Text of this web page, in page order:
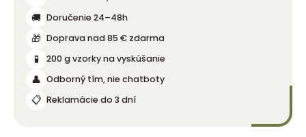
🚚 Doručenie 24–48h
🎁 Doprava nad 85 € zdarma
🧪 200 g vzorky na vyskúšanie
👤 Odborný tím, nie chatboty
📋 Reklamácie do 3 dní